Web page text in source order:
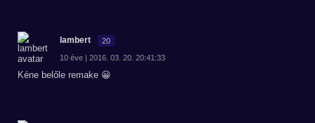
lambert 20
10 éve | 2016. 03. 20. 20:41:33
Kéne belőle remake 😀